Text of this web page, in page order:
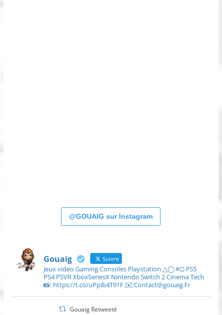
@GOUAIG sur Instagram
Gouaig Suivre
Jeux video Gaming Consoles Playstation △◯✕□ PS5
PS4 PSVR XboxSeriesX Nintendo Switch 2 Cinema Tech
📸: https://t.co/uPpib4T91F ✉️:Contact@gouaig.Fr
Gouaig Retweeté